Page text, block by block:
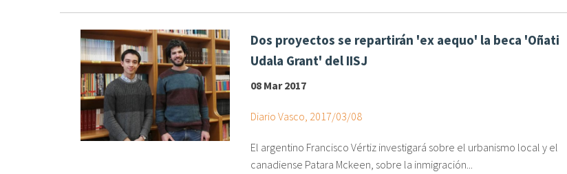
Dos proyectos se repartirán 'ex aequo' la beca 'Oñati
Udala Grant' del IISJ
08 Mar 2017
Diario Vasco, 2017/03/08
El argentino Francisco Vértiz investigará sobre el urbanismo local y el
canadiense Patara Mckeen, sobre la inmigración...